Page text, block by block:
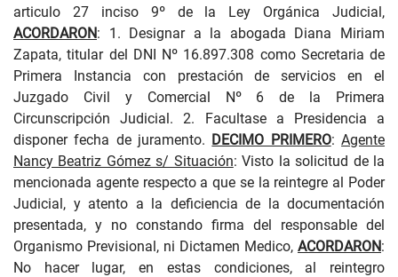
articulo 27 inciso 9º de la Ley Orgánica Judicial,
ACORDARON: 1. Designar a la abogada Diana Miriam
Zapata, titular del DNI Nº 16.897.308 como Secretaria de
Primera Instancia con prestación de servicios en el
Juzgado Civil y Comercial Nº 6 de la Primera
Circunscripción Judicial. 2. Facultase a Presidencia a
disponer fecha de juramento. DECIMO PRIMERO:Agente
Nancy Beatriz Gómez s/ Situación: Visto la solicitud de la
mencionada agente respecto a que se la reintegre al Poder
Judicial, y atento a la deficiencia de la documentación
presentada, y no constando firma del responsable del
Organismo Previsional, ni Dictamen Medico, ACORDARON:
No hacer lugar, en estas condiciones, al reintegro